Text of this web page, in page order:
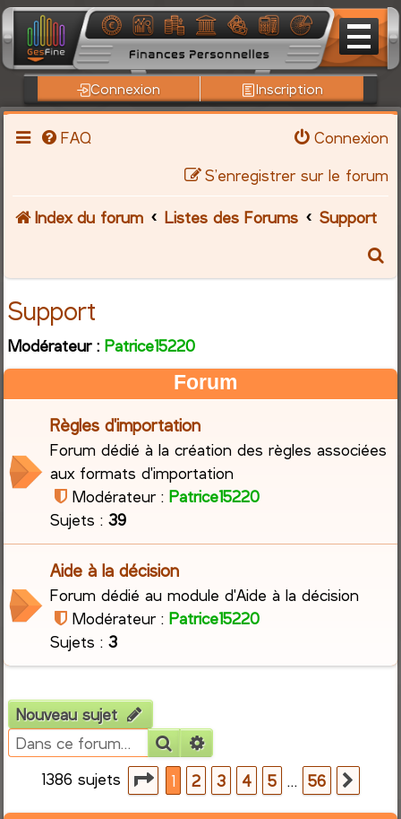
Connexion Inscription
FAQ
Connexion
S’enregistrer sur le forum
Index du forum Listes des Forums
Support
h
e
e
Support
Modérateur : Patrice15220
Forum
Règles d'importation
Forum dédié à la création des règles associées
aux formats d'importation
Modérateur : Patrice15220
Sujets :39
Aide à la décision
Forum dédié au module d'Aide à la décision
Modérateur : Patrice15220
Sujets :3
Nouveau sujet
Rechercher
1386 sujets
Page1sur 56
1 2 3 4 5 … 56